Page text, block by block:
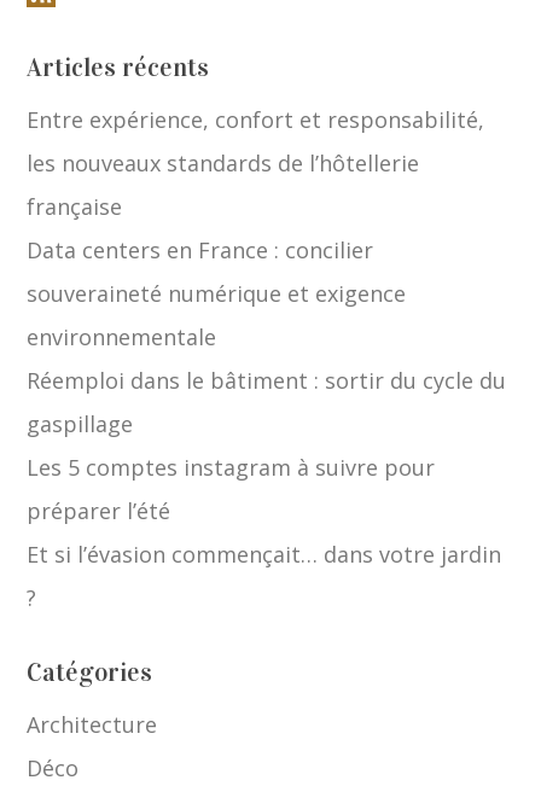
Articles récents
Entre expérience, confort et responsabilité,
les nouveaux standards de l’hôtellerie
française
Data centers en France : concilier
souveraineté numérique et exigence
environnementale
Réemploi dans le bâtiment : sortir du cycle du
gaspillage
Les 5 comptes instagram à suivre pour
préparer l’été
Et si l’évasion commençait… dans votre jardin
?
Catégories
Architecture
Déco